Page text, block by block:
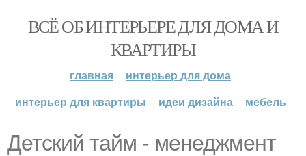
ВСЁ ОБ ИНТЕРЬЕРЕ ДЛЯ ДОМА И
КВАРТИРЫ
главная
интерьер для дома
интерьер для квартиры
идеи дизайна мебель
Детский тайм - менеджмент